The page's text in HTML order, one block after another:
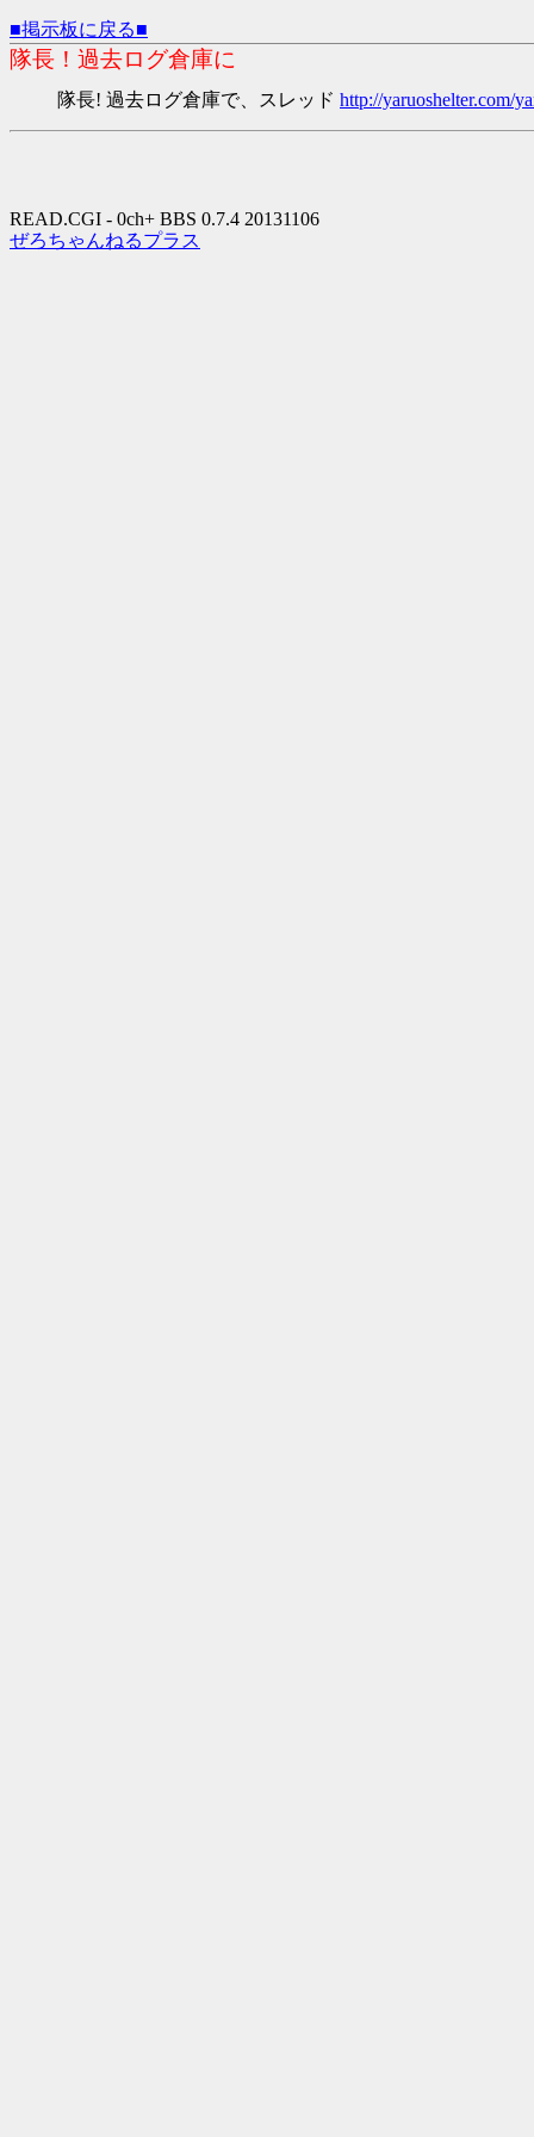
■掲示板に戻る■
隊長！過去ログ倉庫に
隊長! 過去ログ倉庫で、スレッド http://yaruoshelter.com/
READ.CGI - 0ch+ BBS 0.7.4 20131106
ぜろちゃんねるプラス